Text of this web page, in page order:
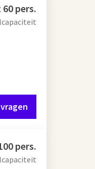
pers.
pers.